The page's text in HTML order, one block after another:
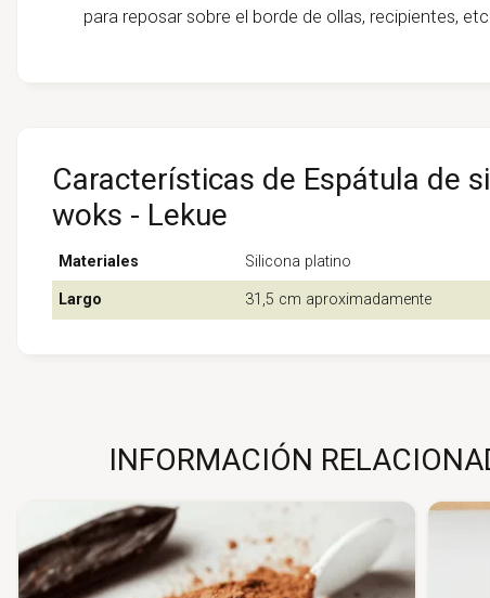
para reposar sobre el borde de ollas, recipientes, etc.
Características de Espátula de
woks - Lekue
Materiales Silicona platino
Largo 31,5 cm aproximadamente
INFORMACIÓN